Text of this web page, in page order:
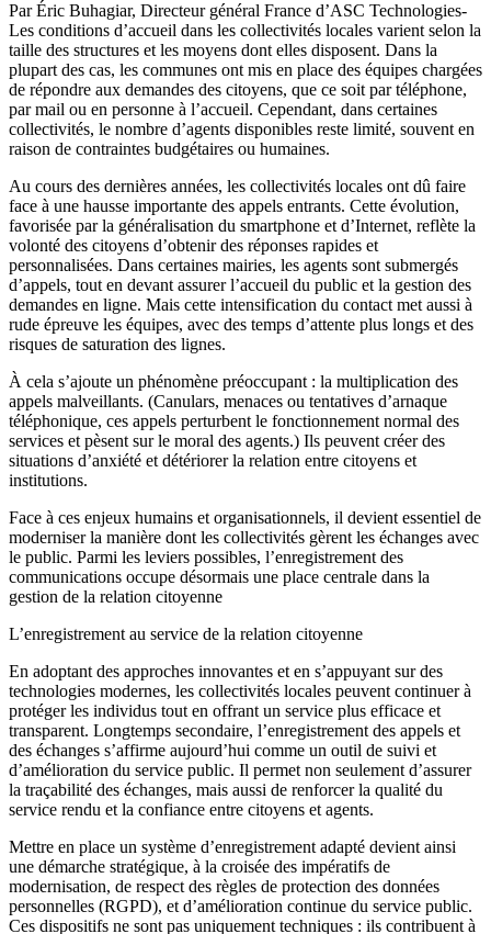
Par Éric Buhagiar, Directeur général France d’ASC Technologies-
Les conditions d’accueil dans les collectivités locales varient selon la
taille des structures et les moyens dont elles disposent. Dans la
plupart des cas, les communes ont mis en place des équipes chargées
de répondre aux demandes des citoyens, que ce soit par téléphone,
par mail ou en personne à l’accueil. Cependant, dans certaines
collectivités, le nombre d’agents disponibles reste limité, souvent en
raison de contraintes budgétaires ou humaines.
Au cours des dernières années, les collectivités locales ont dû faire
face à une hausse importante des appels entrants. Cette évolution,
favorisée par la généralisation du smartphone et d’Internet, reflète la
volonté des citoyens d’obtenir des réponses rapides et
personnalisées. Dans certaines mairies, les agents sont submergés
d’appels, tout en devant assurer l’accueil du public et la gestion des
demandes en ligne. Mais cette intensification du contact met aussi à
rude épreuve les équipes, avec des temps d’attente plus longs et des
risques de saturation des lignes.
À cela s’ajoute un phénomène préoccupant : la multiplication des
appels malveillants. (Canulars, menaces ou tentatives d’arnaque
téléphonique, ces appels perturbent le fonctionnement normal des
services et pèsent sur le moral des agents.) Ils peuvent créer des
situations d’anxiété et détériorer la relation entre citoyens et
institutions.
Face à ces enjeux humains et organisationnels, il devient essentiel de
moderniser la manière dont les collectivités gèrent les échanges avec
le public. Parmi les leviers possibles, l’enregistrement des
communications occupe désormais une place centrale dans la
gestion de la relation citoyenne
L’enregistrement au service de la relation citoyenne
En adoptant des approches innovantes et en s’appuyant sur des
technologies modernes, les collectivités locales peuvent continuer à
protéger les individus tout en offrant un service plus efficace et
transparent. Longtemps secondaire, l’enregistrement des appels et
des échanges s’affirme aujourd’hui comme un outil de suivi et
d’amélioration du service public. Il permet non seulement d’assurer
la traçabilité des échanges, mais aussi de renforcer la qualité du
service rendu et la confiance entre citoyens et agents.
Mettre en place un système d’enregistrement adapté devient ainsi
une démarche stratégique, à la croisée des impératifs de
modernisation, de respect des règles de protection des données
personnelles (RGPD), et d’amélioration continue du service public.
Ces dispositifs ne sont pas uniquement techniques : ils contribuent à